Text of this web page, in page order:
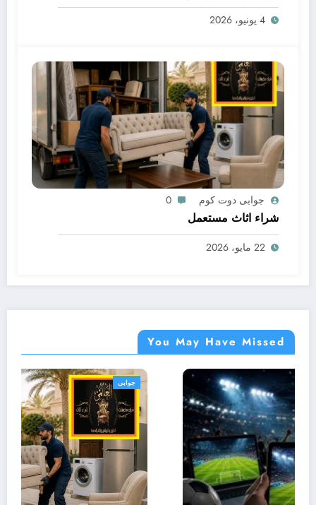
4 يونيو، 2026
جوابى دوت كوم 0
شراء اثاث مستعمل
22 مايو، 2026
You May Have Missed
جوابى